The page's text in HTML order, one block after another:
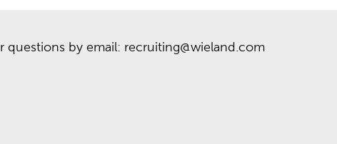
questions by email: recruiting@wieland.com